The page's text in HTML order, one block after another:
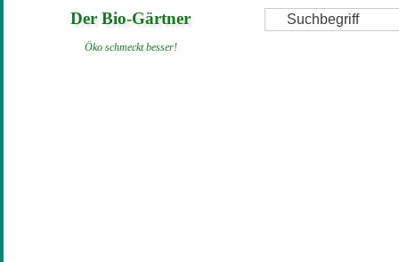
Suche
Der Bio-Gärtner
Öko schmeckt besser!